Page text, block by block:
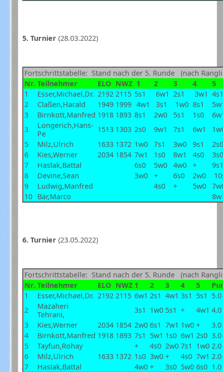
5. Turnier(28.03.2022)
Fortschrittstabelle: Stand nach der 5. Runde (nach
Nr. Teilnehmer ELO NWZ 1 2 3 4
5
1
Esser,Michael,Dr. 2192 2115 5s1 6w1 2s1 3w1
2
Claßen,Harald 1949 1999 4w1 3s1 1w0 8s1
3
Birnkott,Manfred 1918 1893 8s1 2w0 5s1 1s0
3
Longerich,Hans-
Pe
1513 1303 2s0 9w1 7s1 6w1
5
Milz,Ulrich 1633 1372 1w0 7s1 3w0 9s1
6
Kies,Werner 2034 1854 7w1 1s0 8w1 4s0
7
Haslak,Battal 6s0 5w0 4w0 +
8
Devine,Sean 3w0 + 6s0 2w0
9
Ludwig,Manfred 4s0 + 5w0
10 Bär,Marco
6. Turnier(23.05.2022)
Fortschrittstabelle: Stand nach der 5. Runde (nach
Nr. Teilnehmer ELO NWZ 1 2 3 4 5
1
Esser,Michael,Dr. 2192 2115 6w1 2s1 4w1 3s1 5s1
5.0
2
Mazaheri
Tehrani,
3s1 1w0 5s1 + 4w1 4.0
3
Kies,Werner 2034 1854 2w0 6s1 7w1 1w0 +
3.0
4
Birnkott,Manfred 1918 1893 7s1 5w1 1s0 6w1 2s0 3.0
5
Tayfun,Rohay + 4s0 2w0 7s1 1w0 2.0
6
Milz,Ulrich 1633 1372 1s0 3w0 + 4s0 7w1 2.0
7
Haslak,Battal 4w0 + 3s0 5w0 6s0 1.0